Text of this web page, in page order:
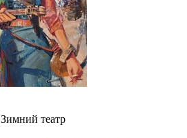
Зимний театр